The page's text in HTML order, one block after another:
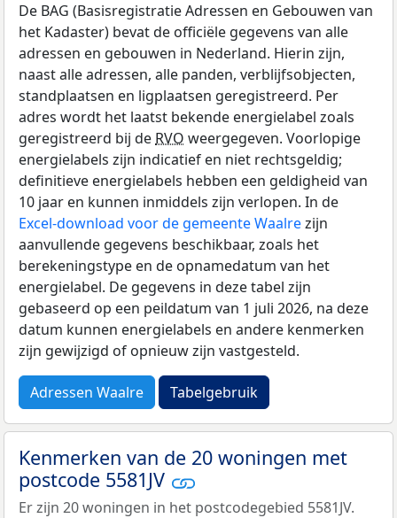
De BAG (Basisregistratie Adressen en Gebouwen van
het Kadaster) bevat de officiële gegevens van alle
adressen en gebouwen in Nederland. Hierin zijn,
naast alle adressen, alle panden, verblijfsobjecten,
standplaatsen en ligplaatsen geregistreerd. Per
adres wordt het laatst bekende energielabel zoals
geregistreerd bij de RVO weergegeven. Voorlopige
energielabels zijn indicatief en niet rechtsgeldig;
definitieve energielabels hebben een geldigheid van
10 jaar en kunnen inmiddels zijn verlopen. In de
Excel-download voor de gemeente Waalrezijn
aanvullende gegevens beschikbaar, zoals het
berekeningstype en de opnamedatum van het
energielabel. De gegevens in deze tabel zijn
gebaseerd op een peildatum van 1 juli 2026, na deze
datum kunnen energielabels en andere kenmerken
zijn gewijzigd of opnieuw zijn vastgesteld.
Adressen Waalre Tabelgebruik
Kenmerken van de 20 woningen met
postcode 5581JV
Er zijn 20 woningen in het postcodegebied 5581JV.